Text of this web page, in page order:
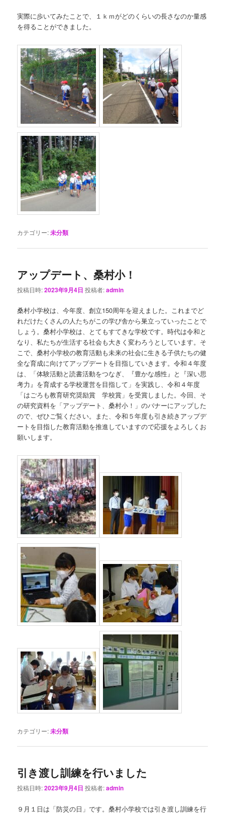
実際に歩いてみたことで、１ｋｍがどのくらいの長さなのか量感
を得ることができました。
カテゴリー:未分類
アップデート、桑村小！
投稿日時:2023年9月4日 投稿者:admin
桑村小学校は、今年度、創立150周年を迎えました。これまでど
れだけたくさんの人たちがこの学び舎から巣立っていったことで
しょう。桑村小学校は、とてもすてきな学校です。時代は令和と
なり、私たちが生活する社会も大きく変わろうとしています。そ
こで、桑村小学校の教育活動も未来の社会に生きる子供たちの健
全な育成に向けてアップデートを目指していきます。令和４年度
は、「体験活動と読書活動をつなぎ、『豊かな感性』と『深い思
考力』を育成する学校運営を目指して」を実践し、令和４年度
「はごろも教育研究奨励賞 学校賞」を受賞しました。今回、そ
の研究資料を「アップデート、桑村小！」のバナーにアップした
ので、ぜひご覧ください。また、令和５年度も引き続きアップデ
ートを目指した教育活動を推進していますので応援をよろしくお
願いします。
カテゴリー:未分類
引き渡し訓練を行いました
投稿日時:2023年9月4日 投稿者:admin
９月１日は「防災の日」です。桑村小学校では引き渡し訓練を行